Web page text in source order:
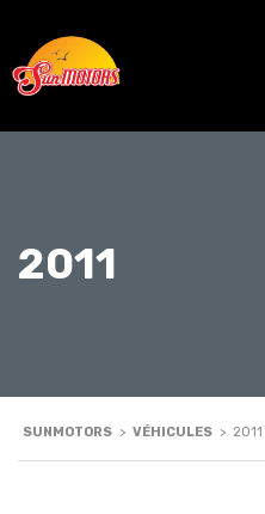
2011
SUNMOTORS > VÉHICULES > 2011